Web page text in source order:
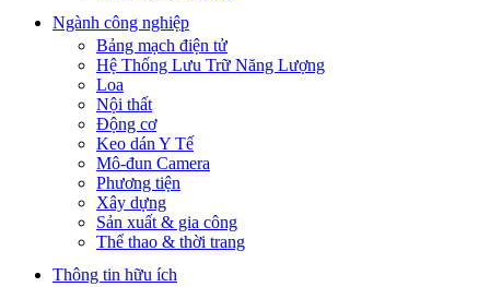
Ngành công nghiệp
Bảng mạch điện tử
Hệ Thống Lưu Trữ Năng Lượng
Loa
Nội thất
Động cơ
Keo dán Y Tế
Mô-đun Camera
Phương tiện
Xây dựng
Sản xuất & gia công
Thể thao & thời trang
Thông tin hữu ích